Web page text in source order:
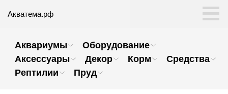
Акватема.рф
Аквариумы
Оборудование
Аксессуары
Декор Корм
Средства
Рептилии
Пруд